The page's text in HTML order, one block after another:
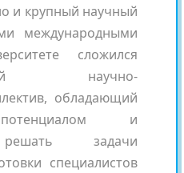
и крупный научный
международными
сложился
научно-
обладающий
и
задачи
специалистов